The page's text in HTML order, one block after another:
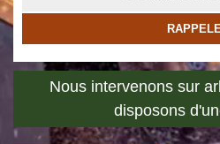
Nous intervenons sur
disposons